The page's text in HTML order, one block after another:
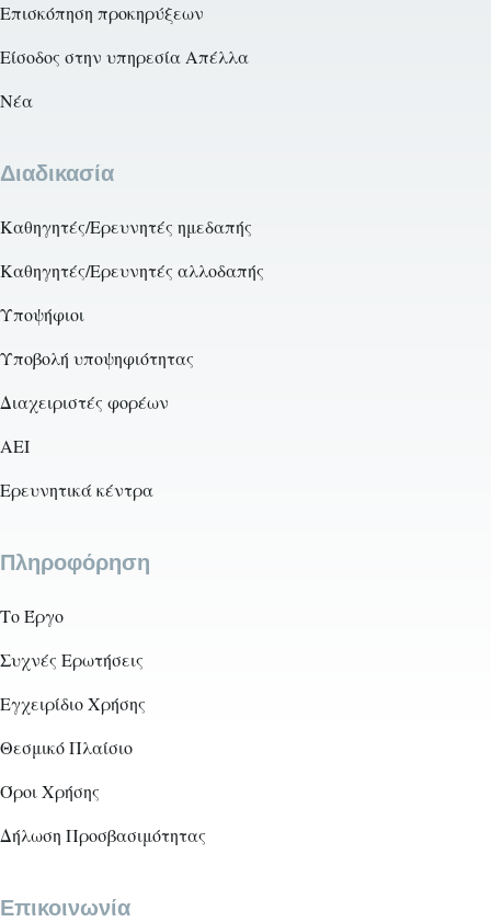
Επισκόπηση προκηρύξεων
Είσοδος στην υπηρεσία Απέλλα
Νέα
Διαδικασία
Καθηγητές/Ερευνητές ημεδαπής
Καθηγητές/Ερευνητές αλλοδαπής
Υποψήφιοι
Υποβολή υποψηφιότητας
Διαχειριστές φορέων
AEI
Ερευνητικά κέντρα
Πληροφόρηση
Το Έργο
Συχνές Ερωτήσεις
Εγχειρίδιο Χρήσης
Θεσμικό Πλαίσιο
Όροι Χρήσης
Δήλωση Προσβασιμότητας
Επικοινωνία